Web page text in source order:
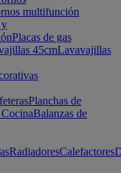
multifunción
y
Placas de gas
45cmLavavajillas
Planchas de
Balanzas de
RadiadoresCalefactores